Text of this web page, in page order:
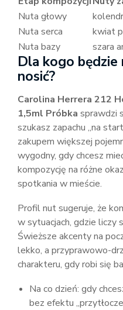
Nuta głowy
Nuta serca
kwiat
Nuta bazy
szara
Dla kogo będzie
nosić?
Carolina Herrera 212
1,5ml Próbka sprawdzi
szukasz zapachu „na
zakupem większej
wygodny, gdy chcesz
kompozycję na różne
spotkania w mieście.
Profil nut sugeruje, że
w sytuacjach, gdzie liczy
Świeższe akcenty na
lekko, a przyprawowo-
charakteru, gdy robi się
Na co dzień: gdy
bez efektu